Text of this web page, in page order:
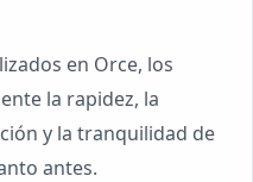
en Orce, los
la rapidez, la
y la tranquilidad de
antes.